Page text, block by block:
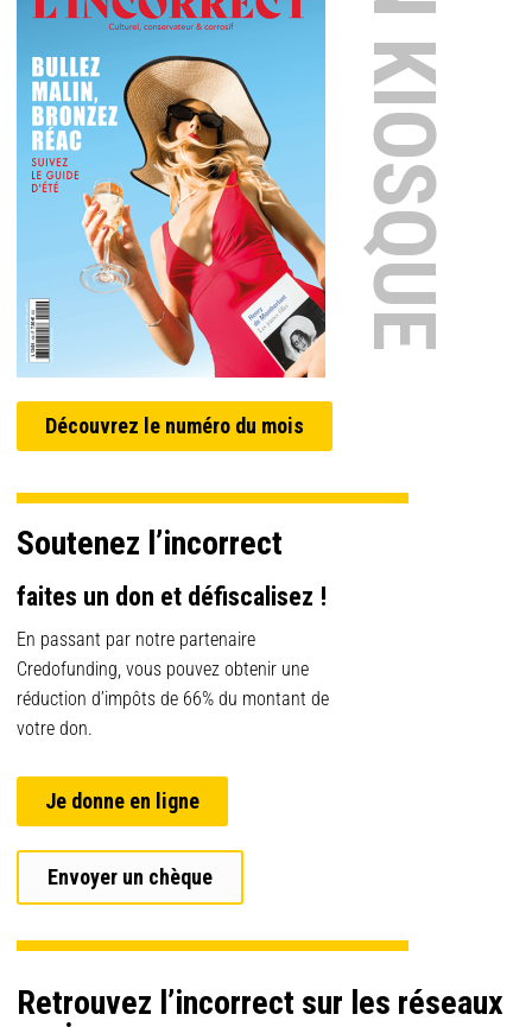
EN KIOSQUE
Découvrez le numéro du mois
Soutenez l’incorrect
faites un don et défiscalisez !
En passant par notre partenaire
Credofunding, vous pouvez obtenir une
réduction d’impôts de 66% du montant de
votre don.
Je donne en ligne
Envoyer un chèque
Retrouvez l’incorrect sur les réseaux